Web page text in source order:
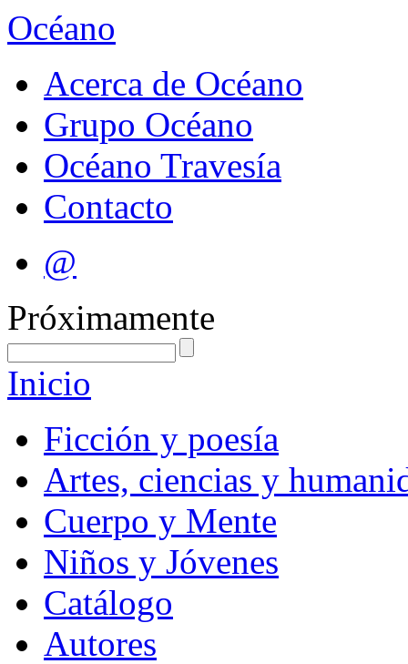
Océano
Acerca de Océano
Grupo Océano
Océano Travesía
Contacto
@
Próximamente
Inicio
Ficción y poesía
Artes, ciencias y
Cuerpo y Mente
Niños y Jóvenes
Catálogo
Autores